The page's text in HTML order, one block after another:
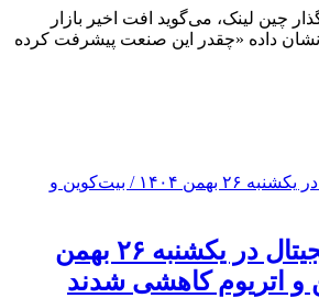
چین لینک، می‌گوید افت اخیر بازار
داده «چقدر این صنعت پیشرفت کرده
بازار ارزهای دیجیتال در یکشنبه ۲۶ بهمن